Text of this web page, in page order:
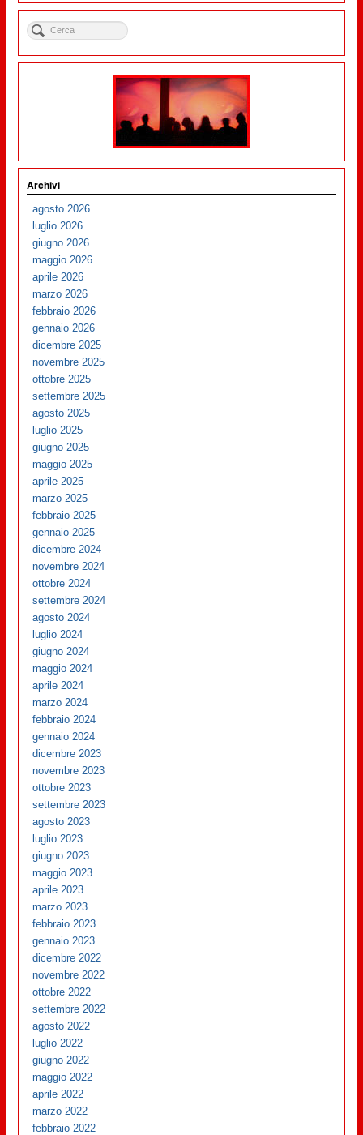
Archivi
agosto 2026
luglio 2026
giugno 2026
maggio 2026
aprile 2026
marzo 2026
febbraio 2026
gennaio 2026
dicembre 2025
novembre 2025
ottobre 2025
settembre 2025
agosto 2025
luglio 2025
giugno 2025
maggio 2025
aprile 2025
marzo 2025
febbraio 2025
gennaio 2025
dicembre 2024
novembre 2024
ottobre 2024
settembre 2024
agosto 2024
luglio 2024
giugno 2024
maggio 2024
aprile 2024
marzo 2024
febbraio 2024
gennaio 2024
dicembre 2023
novembre 2023
ottobre 2023
settembre 2023
agosto 2023
luglio 2023
giugno 2023
maggio 2023
aprile 2023
marzo 2023
febbraio 2023
gennaio 2023
dicembre 2022
novembre 2022
ottobre 2022
settembre 2022
agosto 2022
luglio 2022
giugno 2022
maggio 2022
aprile 2022
marzo 2022
febbraio 2022